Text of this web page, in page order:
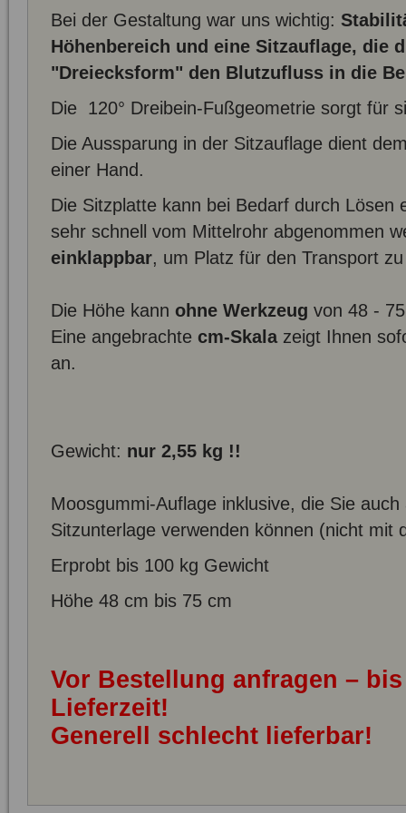
Bei der Gestaltung war uns wichtig:
Höhenbereich und eine Sitzauflage, die
"Dreiecksform" den Blutzufluss in die
Die 120° Dreibein-Fußgeometrie sorgt für
Die Aussparung in der Sitzauflage dient
einer Hand.
Die Sitzplatte kann bei Bedarf durch Lösen
sehr schnell vom Mittelrohr abgenommen
einklappbar, um Platz für den Transport
Die Höhe kann ohne Werkzeug von 48 -
Eine angebrachte cm-Skalazeigt Ihnen
an.
Gewicht: nur 2,55 kg !!
Moosgummi-Auflage inklusive, die Sie
Sitzunterlage verwenden können (nicht mit
Erprobt bis 100 kg Gewicht
Höhe 48 cm bis 75 cm
Vor Bestellung anfragen –
Lieferzeit!
Generell schlecht lieferbar!